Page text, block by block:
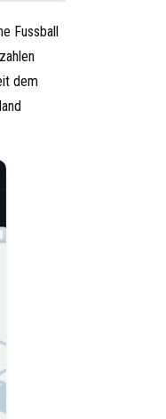
Fussball
dem